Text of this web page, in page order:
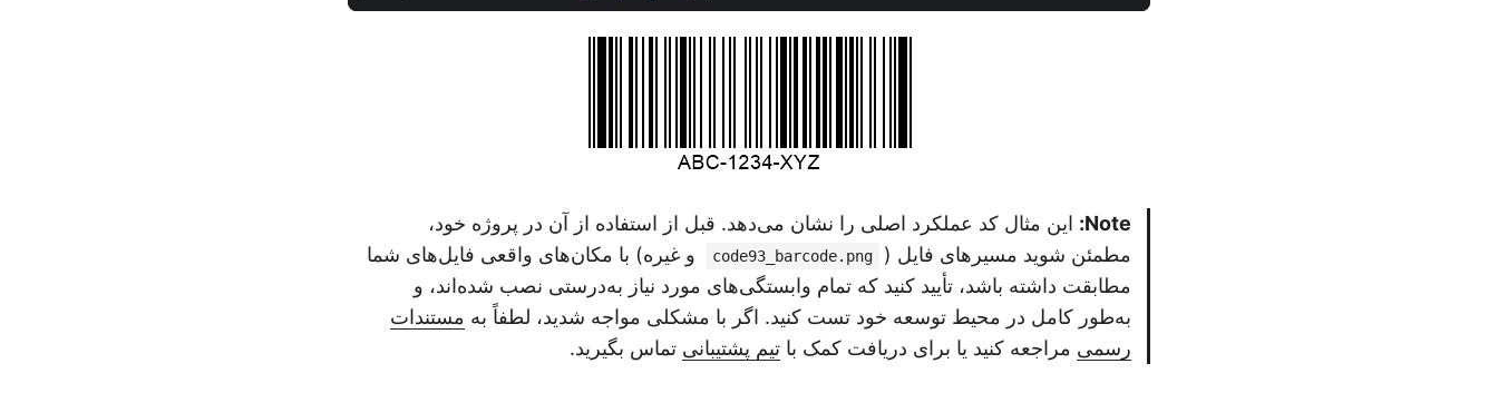
Note: این مثال کد عملکرد اصلی را نشان می‌دهد. قبل از استفاده از آن در پروژه خود،
مطمئن شوید مسیرهای فایل (
code93_barcode.png
و غیره) با مکان‌های واقعی فایل‌های شما
مطابقت داشته باشد، تأیید کنید که تمام وابستگی‌های مورد نیاز به‌درستی نصب شده‌اند، و
به‌طور کامل در محیط توسعه خود تست کنید. اگر با مشکلی مواجه شدید، لطفاً به مستندات
رسمی مراجعه کنید یا برای دریافت کمک با تیم پشتیبانی تماس بگیرید.